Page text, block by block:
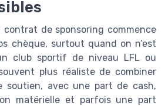
contrat de sponsoring commence
chèque, surtout quand on n’est
club sportif de niveau LFL ou
plus réaliste de combiner
soutien, avec une part de cash,
matérielle et parfois une part